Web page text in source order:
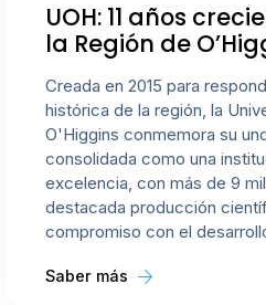
UOH: 11 años
la Región de
Creada en 2015 para
histórica de la región, la
O'Higgins conmemora su
consolidada como una
excelencia, con más de 9
destacada producción
compromiso con el
Saber más